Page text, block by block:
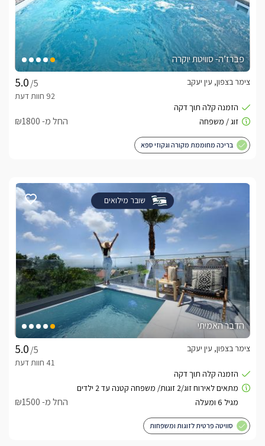
פברז’ה- סוויטת יוקרה
/5
צימר בצפון, עין יעקב
החל מ- ₪1800
בריכה מחוממת מקורה וגקוזי ספא
שובר מילואים
הדבר האמיתי
/5
צימר בצפון, עין יעקב
החל מ- ₪1500
סוויטה פרטית לזוגות ומשפחות